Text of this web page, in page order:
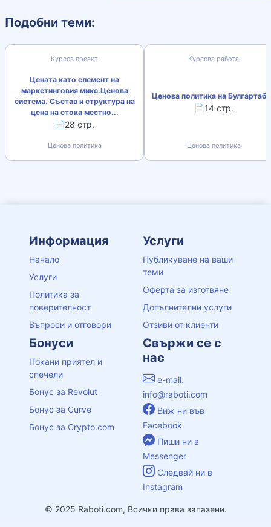
Подобни теми:
Курсов проект
Цената като елемент на
маркетинговия микс.Ценова
система. Състав и структура на
цена на стока местно...
📄28 стр.
Ценова политика
Курсова работа
Ценова политика на
📄14 стр.
Ценова политика
Информация
Начало
Услуги
Политика за
поверителност
Въпроси и отговори
Услуги
Публикуване на ваши
теми
Оферта за изготвяне
Допълнителни услуги
Отзиви от клиенти
Бонуси
Покани приятел и
спечели
Бонус за Revolut
Бонус за Curve
Бонус за Crypto.com
Свържи се с
нас
e-mail:
info@raboti.com
Виж ни във
Facebook
Пиши ни в
Messenger
Следвай ни в
Instagram
© 2025 Raboti.com, Всички права запазени.